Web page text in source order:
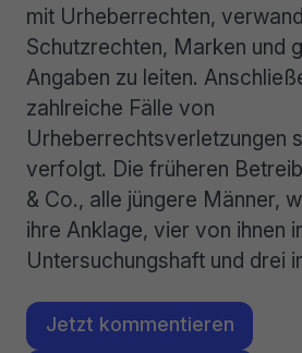
mit Urheberrechten,
Schutzrechten, Marken und
Angaben zu leiten.
zahlreiche Fälle von
Urheberrechtsverletzungen
verfolgt. Die früheren
& Co., alle jüngere Männer,
ihre Anklage, vier von ihnen
Untersuchungshaft und drei
Jetzt kommentieren